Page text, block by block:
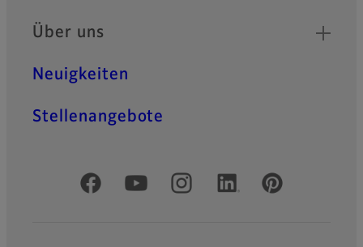
Über uns
Neuigkeiten
Stellenangebote
Offizielle soziale Medien